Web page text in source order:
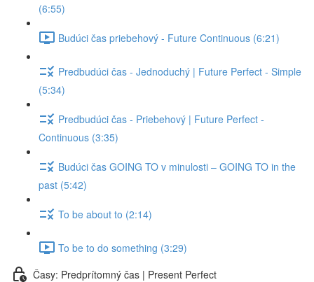
(6:55)
Budúci čas priebehový - Future Continuous (6:21)
Predbudúci čas - Jednoduchý | Future Perfect - Simple
(5:34)
Predbudúci čas - Priebehový | Future Perfect -
Continuous (3:35)
Budúci čas GOING TO v minulosti – GOING TO in the
past (5:42)
To be about to (2:14)
To be to do something (3:29)
Časy: Predprítomný čas | Present Perfect